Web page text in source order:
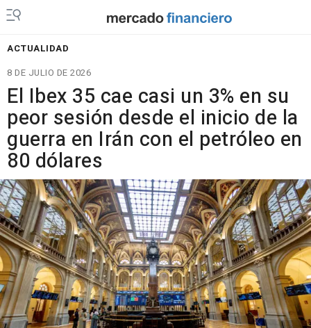
ACTUALIDAD
8 DE JULIO DE 2026
El Ibex 35 cae casi un 3% en su
peor sesión desde el inicio de la
guerra en Irán con el petróleo en
80 dólares